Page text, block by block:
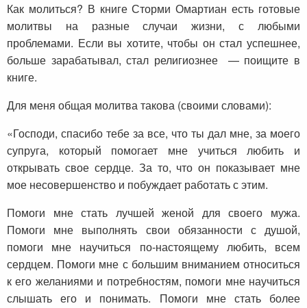
Как молиться? В книге Сторми Омартиан есть готовые
молитвы на разные случаи жизни, с любыми
проблемами. Если вы хотите, чтобы он стал успешнее,
больше зарабатывал, стал религиознее — поищите в
книге.
Для меня общая молитва такова (своими словами):
«Господи, спасибо тебе за все, что ты дал мне, за моего
супруга, который помогает мне учиться любить и
открывать свое сердце. За то, что он показывает мне
мое несовершенство и побуждает работать с этим.
Помоги мне стать лучшей женой для своего мужа.
Помоги мне выполнять свои обязанности с душой,
помоги мне научиться по-настоящему любить, всем
сердцем. Помоги мне с большим вниманием относиться
к его желаниями и потребностям, помоги мне научиться
слышать его и понимать. Помоги мне стать более